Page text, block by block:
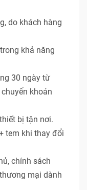
do khách hàng
khả năng
30 ngày từ
khoản
bị tận nơi.
tem khi thay đổi
chính sách
mại dành